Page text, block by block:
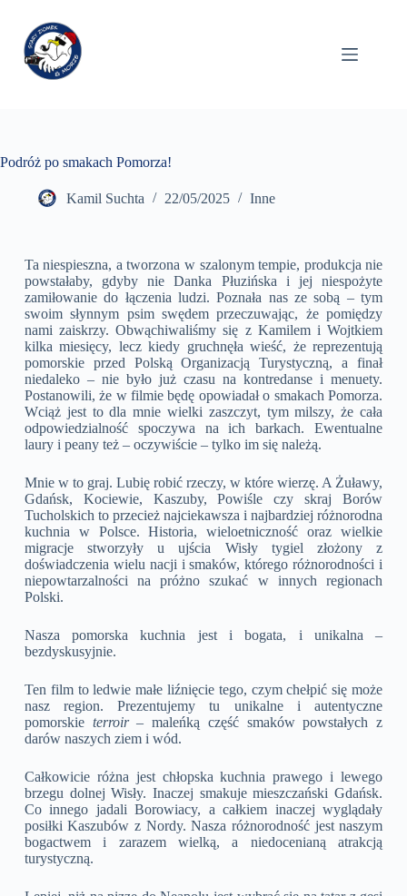
Podróż po smakach Pomorza!
Kamil Suchta 22/05/2025 Inne
Ta niespieszna, a tworzona w szalonym tempie, produkcja nie
powstałaby, gdyby nie Danka Płuzińska i jej niespożyte
zamiłowanie do łączenia ludzi. Poznała nas ze sobą – tym
swoim słynnym psim swędem przeczuwając, że pomiędzy
nami zaiskrzy. Obwąchiwaliśmy się z Kamilem i Wojtkiem
kilka miesięcy, lecz kiedy gruchnęła wieść, że reprezentują
pomorskie przed Polską Organizacją Turystyczną, a finał
niedaleko – nie było już czasu na kontredanse i menuety.
Postanowili, że w filmie będę opowiadał o smakach Pomorza.
Wciąż jest to dla mnie wielki zaszczyt, tym milszy, że cała
odpowiedzialność spoczywa na ich barkach. Ewentualne
laury i peany też – oczywiście – tylko im się należą.
Mnie w to graj. Lubię robić rzeczy, w które wierzę. A Żuławy,
Gdańsk, Kociewie, Kaszuby, Powiśle czy skraj Borów
Tucholskich to przecież najciekawsza i najbardziej różnorodna
kuchnia w Polsce. Historia, wieloetniczność oraz wielkie
migracje stworzyły u ujścia Wisły tygiel złożony z
doświadczenia wielu nacji i smaków, którego różnorodności i
niepowtarzalności na próżno szukać w innych regionach
Polski.
Nasza pomorska kuchnia jest i bogata, i unikalna –
bezdyskusyjnie.
Ten film to ledwie małe liźnięcie tego, czym chełpić się może
nasz region. Prezentujemy tu unikalne i autentyczne
pomorskie terroir– maleńką część smaków powstałych z
darów naszych ziem i wód.
Całkowicie różna jest chłopska kuchnia prawego i lewego
brzegu dolnej Wisły. Inaczej smakuje mieszczański Gdańsk.
Co innego jadali Borowiacy, a całkiem inaczej wyglądały
posiłki Kaszubów z Nordy. Nasza różnorodność jest naszym
bogactwem i zarazem wielką, a niedocenianą atrakcją
turystyczną.